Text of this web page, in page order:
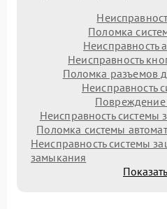
Поломка
Неисправность
Неисправность
Поломка разъемов
Неисправность
Неисправность системы
Поломка системы
Неисправность системы
замыкания